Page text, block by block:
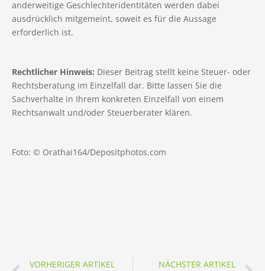
anderweitige Geschlechteridentitäten werden dabei
ausdrücklich mitgemeint, soweit es für die Aussage
erforderlich ist.
Rechtlicher Hinweis: Dieser Beitrag stellt keine Steuer- oder
Rechtsberatung im Einzelfall dar. Bitte lassen Sie die
Sachverhalte in Ihrem konkreten Einzelfall von einem
Rechtsanwalt und/oder Steuerberater klären.
Foto: © Orathai164/Depositphotos.com
VORHERIGER ARTIKEL NÄCHSTER ARTIKEL